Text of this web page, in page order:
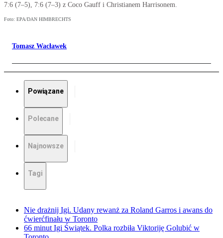
7:6 (7–5), 7:6 (7–3) z Coco Gauff i Christianem Harrisonem.
Foto: EPA/DAN HIMBRECHTS
Tomasz Wacławek
Powiązane
Polecane
Najnowsze
Tagi
Nie drażnij Igi. Udany rewanż za Roland Garros i awans do
ćwierćfinału w Toronto
66 minut Igi Świątek. Polka rozbiła Viktoriję Golubić w